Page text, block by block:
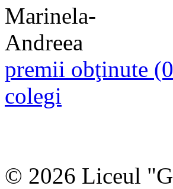
premii obţinute
colegi
© 2026 Liceul